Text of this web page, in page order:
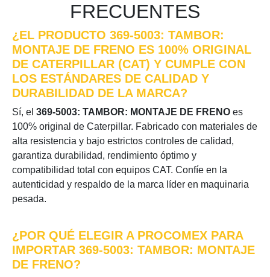
FRECUENTES
¿EL PRODUCTO 369-5003: TAMBOR:
MONTAJE DE FRENO ES 100% ORIGINAL
DE CATERPILLAR (CAT) Y CUMPLE CON
LOS ESTÁNDARES DE CALIDAD Y
DURABILIDAD DE LA MARCA?
Sí, el 369-5003: TAMBOR: MONTAJE DE FRENO es
100% original de Caterpillar. Fabricado con materiales de
alta resistencia y bajo estrictos controles de calidad,
garantiza durabilidad, rendimiento óptimo y
compatibilidad total con equipos CAT. Confíe en la
autenticidad y respaldo de la marca líder en maquinaria
pesada.
¿POR QUÉ ELEGIR A PROCOMEX PARA
IMPORTAR 369-5003: TAMBOR: MONTAJE
DE FRENO?